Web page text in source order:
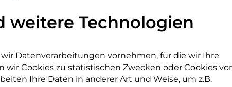
weitere Technologien
Datenverarbeitungen vornehmen, für die wir Ihre
wir Cookies zu statistischen Zwecken oder Cookies
Ihre Daten in anderer Art und Weise, um z.B.
Sie auch noch interessieren